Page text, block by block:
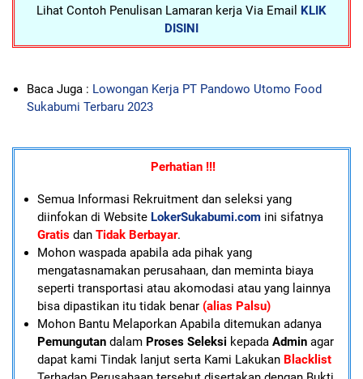
Lihat Contoh Penulisan Lamaran kerja Via Email KLIK
DISINI
Baca Juga : Lowongan Kerja PT Pandowo Utomo Food
Sukabumi Terbaru 2023
Perhatian !!!
Semua Informasi Rekruitment dan seleksi yang
diinfokan di Website LokerSukabumi.comini sifatnya
Gratisdan Tidak Berbayar.
Mohon waspada apabila ada pihak yang
mengatasnamakan perusahaan, dan meminta biaya
seperti transportasi atau akomodasi atau yang lainnya
bisa dipastikan itu tidak benar (alias Palsu)
Mohon Bantu Melaporkan Apabila ditemukan adanya
Pemungutandalam Proses Seleksi kepada Adminagar
dapat kami Tindak lanjut serta Kami LakukanBlacklist